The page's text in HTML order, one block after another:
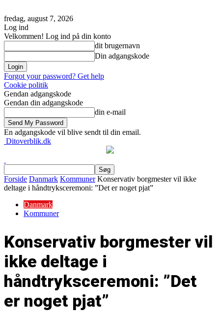
fredag, august 7, 2026
Log ind
Velkommen! Log ind på din konto
dit brugernavn
Din adgangskode
Forgot your password? Get help
Cookie politik
Gendan adgangskode
Gendan din adgangskode
din e-mail
En adgangskode vil blive sendt til din email.
Ditoverblik.dk
Forside Danmark Kommuner Konservativ borgmester vil ikke
deltage i håndtryksceremoni: ”Det er noget pjat”
Danmark
Kommuner
Konservativ borgmester vil
ikke deltage i
håndtryksceremoni: ”Det
er noget pjat”